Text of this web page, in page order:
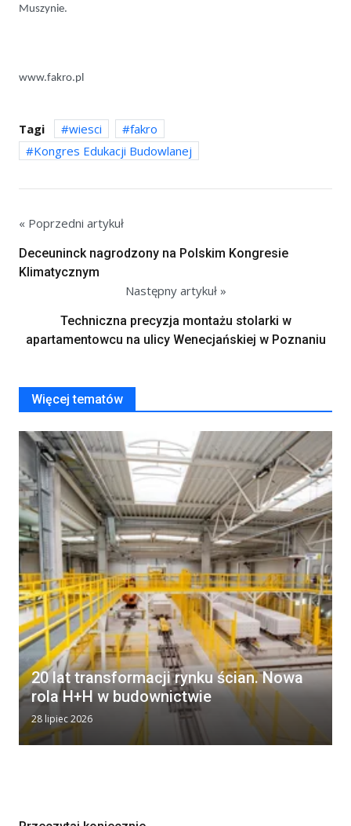
Muszynie.
www.fakro.pl
Tagi wiesci
fakro
Kongres Edukacji Budowlanej
« Poprzedni artykuł
Deceuninck nagrodzony na Polskim Kongresie
Klimatycznym
Następny artykuł »
Techniczna precyzja montażu stolarki w
apartamentowcu na ulicy Wenecjańskiej w Poznaniu
Więcej tematów
20 lat transformacji rynku ścian. Nowa
rola H+H w budownictwie
28 lipiec 2026